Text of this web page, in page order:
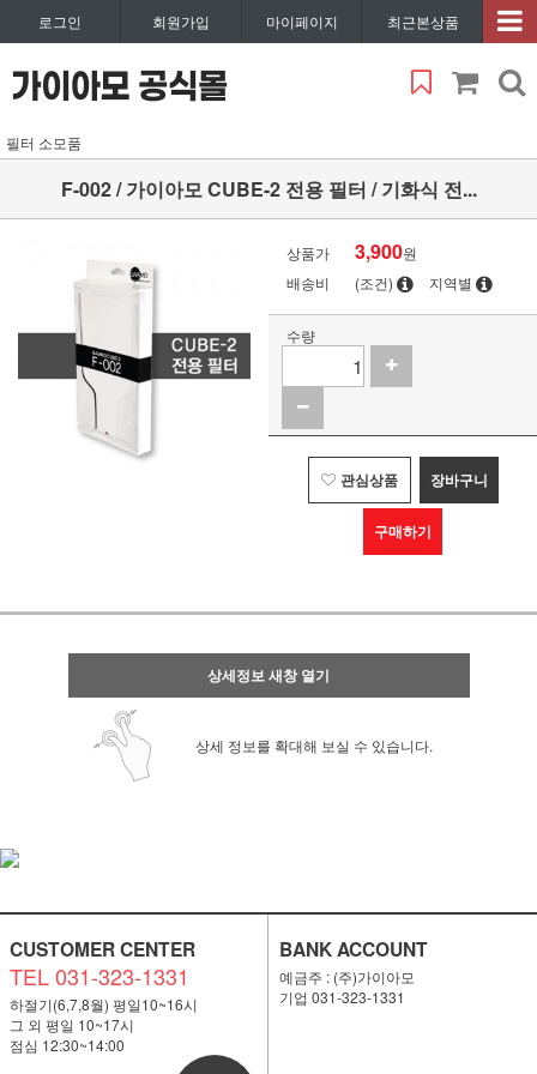
로그인 회원가입 마이페이지 최근본상품
필터 소모품
F-002 / 가이아모 CUBE-2 전용 필터 / 기화식 전...
상품가 3,900원
배송비
(조건) 지역별
수량
관심상품 장바구니
구매하기
상세정보 새창 열기
상세 정보를 확대해 보실 수 있습니다.
CUSTOMER CENTER
TEL 031-323-1331
하절기(6,7,8월) 평일10~16시
그 외 평일 10~17시
점심 12:30~14:00
BANK ACCOUNT
예금주 : (주)가이아모
기업 031-323-1331